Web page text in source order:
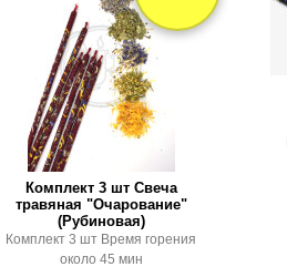
Комплект 3 шт Свеча
травяная "Очарование"
(Рубиновая)
Комплект 3 шт Время горения
около 45 мин